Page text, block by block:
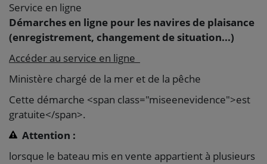
Service en ligne
Démarches en ligne pour les navires de plaisance
(enregistrement, changement de situation...)
Accéder au service en ligne
Ministère chargé de la mer et de la pêche
Cette démarche <span class="miseenevidence">est
gratuite</span>.
Attention :
lorsque le bateau mis en vente appartient à plusieurs